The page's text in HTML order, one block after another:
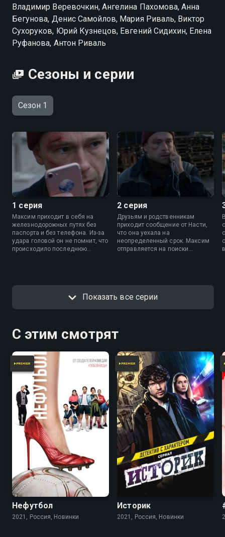
Посмотреть онлайн 1 сезон сериала Я ничего не
помню вы можете совершенно бесплатно в
хорошем HD качестве на Смотрёшке
Владимир Веревочкин, Ангелина Пахомова, Анна
Бегунова, Денис Самойлов, Мария Риваль, Виктор
Сухоруков, Юрий Кузнецов, Евгений Сидихин, Елена
Руфанова, Антон Риваль
Сезоны и серии
Сезон 1
1 серия
Максим приходит в себя на
железнодорожных путях без
паспорта и без телефона. Из-за
удара головой он не помнит, что
происходило последнюю
2 серия
Друзьям и родственникам
приходит сообщение от Насти,
что она уехала на
неопределенный срок. Максим
отправляется на поиски
Показать все серии
С этим смотрят
Нефутбол
2021, Россия, Новинки
Историк
2021, Россия, Новинки